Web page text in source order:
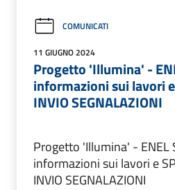
COMUNICATI
11 GIUGNO 2024
Progetto 'Illumina' -
informazioni sui lavori e
INVIO SEGNALAZIONI
Progetto 'Illumina' - ENEL
informazioni sui lavori e
INVIO SEGNALAZIONI